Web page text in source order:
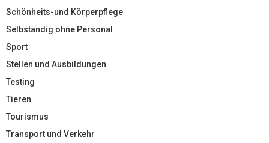
Schönheits-und Körperpflege
Selbständig ohne Personal
Sport
Stellen und Ausbildungen
Testing
Tieren
Tourismus
Transport und Verkehr